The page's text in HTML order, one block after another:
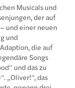
Musicals und
der auf
und einer neuen
und
die auf
Songs
und das zu
„Oliver!“, das